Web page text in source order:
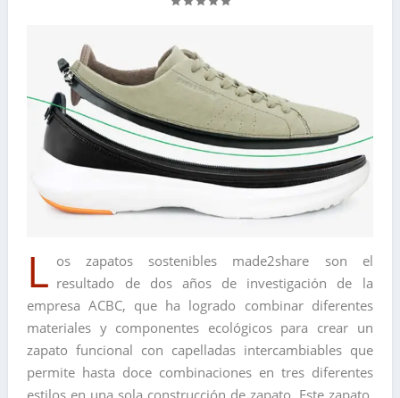
L os zapatos sostenibles made2share son el
resultado de dos años de investigación de la
empresa ACBC, que ha logrado combinar diferentes
materiales y componentes ecológicos para crear un
zapato funcional con capelladas intercambiables que
permite hasta doce combinaciones en tres diferentes
estilos en una sola construcción de zapato. Este zapato,